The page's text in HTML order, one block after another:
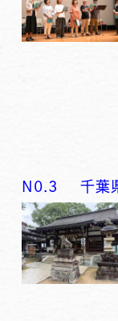
N0. 3 千葉